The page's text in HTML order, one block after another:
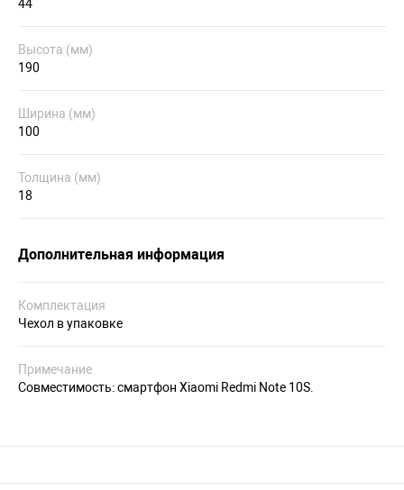
44
Высота (мм)
190
Ширина (мм)
100
Толщина (мм)
18
Дополнительная информация
Комплектация
Чехол в упаковке
Примечание
Совместимость: смартфон Xiaomi Redmi Note 10S.